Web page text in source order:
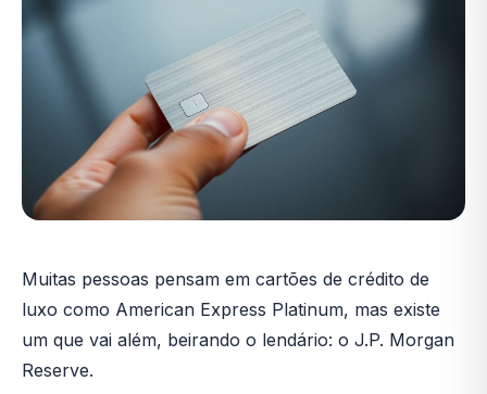
Muitas pessoas pensam em cartões de crédito de
luxo como American Express Platinum, mas existe
um que vai além, beirando o lendário: o J.P. Morgan
Reserve.